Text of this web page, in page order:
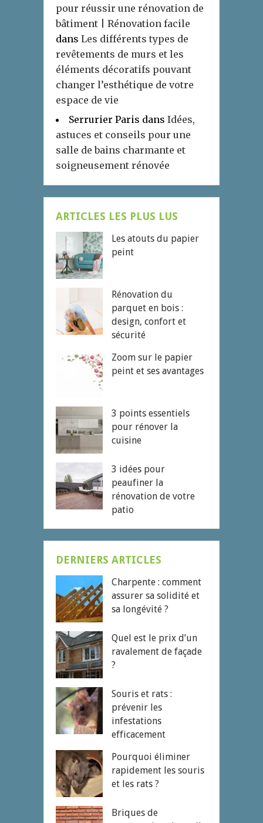
pour réussir une rénovation de
bâtiment | Rénovation facile
dans Les différents types de
revêtements de murs et les
éléments décoratifs pouvant
changer l’esthétique de votre
espace de vie
Serrurier Paris dans Idées,
astuces et conseils pour une
salle de bains charmante et
soigneusement rénovée
ARTICLES LES PLUS LUS
Les atouts du papier
peint
Rénovation du
parquet en bois :
design, confort et
sécurité
Zoom sur le papier
peint et ses avantages
3 points essentiels
pour rénover la
cuisine
3 idées pour
peaufiner la
rénovation de votre
patio
DERNIERS ARTICLES
Charpente : comment
assurer sa solidité et
sa longévité ?
Quel est le prix d’un
ravalement de façade
?
Souris et rats :
prévenir les
infestations
efficacement
Pourquoi éliminer
rapidement les souris
et les rats ?
Briques de